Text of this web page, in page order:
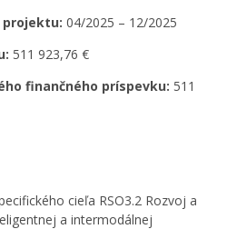
z podvodov
projektu: 04/2025 – 12/2025
511 923,76 €
finančného príspevku: 511
cieľa RSO3.2 Rozvoj a
a intermodálnej